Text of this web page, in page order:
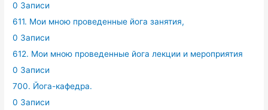
0 Записи
611. Мои мною проведенные йога занятия,
0 Записи
612. Мои мною проведенные йога лекции и мероприятия
0 Записи
700. Йога-кафедра.
0 Записи